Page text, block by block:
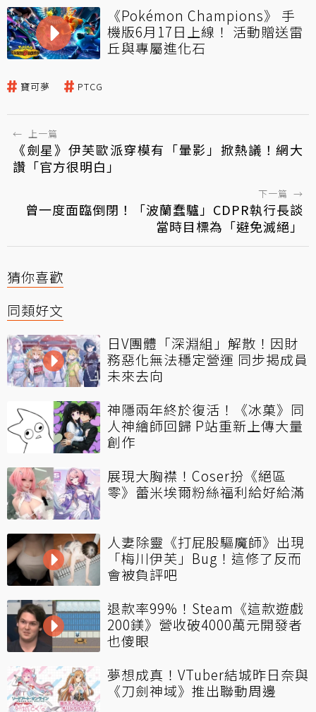
《Pokémon Champions》 手
機版6月17日上線！ 活動贈送雷
丘與專屬進化石
寶可夢 PTCG
← 上一篇
《劍星》伊芙歐派穿模有「暈影」掀熱議！網大
讚「官方很明白」
下一篇 →
曾一度面臨倒閉！「波蘭蠢驢」CDPR執行長談
當時目標為「避免滅絕」
猜你喜歡
同類好文
日V團體「深淵組」解散！因財
務惡化無法穩定營運 同步揭成員
未來去向
神隱兩年終於復活！《冰菓》同
人神繪師回歸 P站重新上傳大量
創作
展現大胸襟！Coser扮《絕區
零》蕾米埃爾粉絲福利給好給滿
人妻除靈《打屁股驅魔師》出現
「梅川伊芙」Bug！這修了反而
會被負評吧
退款率99%！Steam《這款遊戲
200鎂》營收破4000萬元開發者
也傻眼
夢想成真！VTuber結城昨日奈與
《刀劍神域》推出聯動周邊